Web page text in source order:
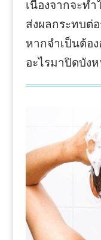
เนื่องจากจะท
ส่งผลกระทบต่
หากจำเป็นต้อ
อะไรมาปิดบัง